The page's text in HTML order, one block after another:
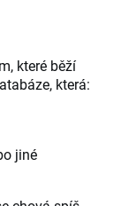
které běží
která:
jiné